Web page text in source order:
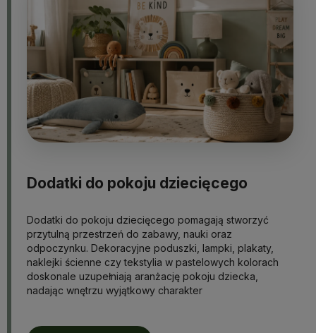
Dodatki do pokoju dziecięcego
Dodatki do pokoju dziecięcego pomagają stworzyć
przytulną przestrzeń do zabawy, nauki oraz
odpoczynku. Dekoracyjne poduszki, lampki, plakaty,
naklejki ścienne czy tekstylia w pastelowych kolorach
doskonale uzupełniają aranżację pokoju dziecka,
nadając wnętrzu wyjątkowy charakter